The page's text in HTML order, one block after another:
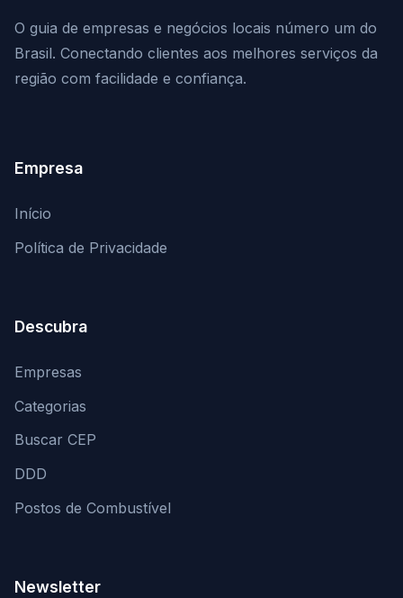
O guia de empresas e negócios locais número um do
Brasil. Conectando clientes aos melhores serviços da
região com facilidade e confiança.
Empresa
Início
Política de Privacidade
Descubra
Empresas
Categorias
Buscar CEP
DDD
Postos de Combustível
Newsletter